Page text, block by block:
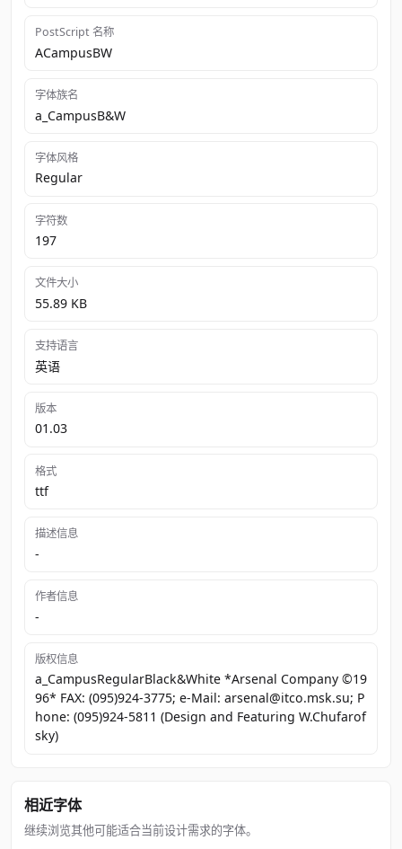
PostScript 名称
ACampusBW
字体族名
a_CampusB&W
字体风格
Regular
字符数
197
文件大小
55.89 KB
支持语言
英语
版本
01.03
格式
ttf
描述信息
-
作者信息
-
版权信息
a_CampusRegularBlack&White *Arsenal Company ©19
96* FAX: (095)924-3775; e-Mail: arsenal@itco.msk.su; P
hone: (095)924-5811 (Design and Featuring W.Chufarof
sky)
相近字体
继续浏览其他可能适合当前设计需求的字体。